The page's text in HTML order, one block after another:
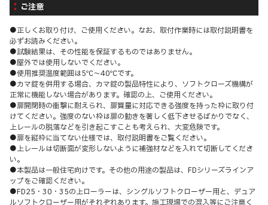
ご注意
●正しくお取り付け、ご使用ください。なお、取付作業時には取付説明書を
必ずお読みください。
●試験結果は、その性能を保証するものではありません。
●屋外では使用しないでください。
●使用推奨温度範囲は5℃～40℃です。
●カマ錠を併用する場合、カマ錠の製品特性により、ソフトクローズ機構が
正常に機能しない場合があります。確認の上、ご使用ください。
●扉開閉時の衝撃に耐えられ、扉質量に対応できる強度を持った枠に取り付
けてください。強度のない枠は扉の動きを著しく低下させるばかりでなく、
上レールの脱落などを引き起こすことも考えられ、大変危険です。
●扉を縦枠に当てない仕様では、取付説明書をご覧ください。
●上レールは切断面が変形しないように補強材などを入れて切断してくださ
い。
●本製品は一般住宅向けです。その他の用途の製品は、FDシリーズラインア
ップをご確認ください。
●FD25・30・35の上ローラーは、シングルソフトクローザー用と、デュア
ルソフトクローザー用がそれぞれあります。施工現場での混入等にご注意く